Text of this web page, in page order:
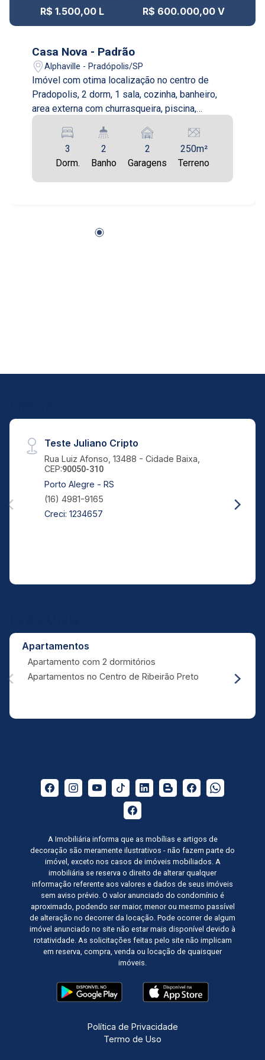
Aug/Thu
Aug/Fri
17
Aug/Mon
18
Aug/Mon
11:00
12:00
13:00
14:00
15:00
R$ 1.500,00 L R$ 600.000,00 V
Casa Nova - Padrão
Alphaville - Pradópolis/SP
Imóvel com otima localização no centro de
Pradopolis, 2 dorm, 1 sala, cozinha, banheiro,
area externa com churrasqueira, piscina,
banheiro externo, lavanderia.
3
Dorm.
2
Banho
2
Garagens
250m²
Terreno
Teste Juliano Cripto
Rua Luiz Afonso, 13488 - Cidade Baixa,
CEP:90050-310
Porto Alegre - RS
(16) 4981-9165
Creci: 1234657
Apartamentos
Apartamento com 2 dormitórios
Apartamentos no Centro de Ribeirão Preto
A Imobiliária informa que as mobílias e artigos de
decoração são meramente ilustrativos - não fazem parte do
imóvel, exceto nos casos de imóveis mobiliados. A
imobiliária se reserva o direito de alterar qualquer
informação referente aos valores e dados de seus imóveis
sem aviso prévio. O valor anunciado do condomínio é
aproximado, podendo ser maior, menor ou mesmo passível
de alteração no decorrer da locação. Pode ocorrer de algum
imóvel anunciado no site não estar mais disponível devido à
rotatividade. As solicitações feitas pelo site não implicam
em reserva, compra, venda ou locação de quaisquer
imóveis.
Política de Privacidade
Termo de Uso